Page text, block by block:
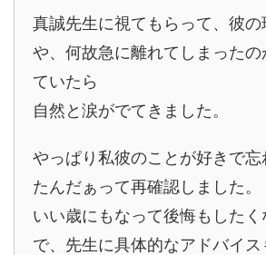
真誠先生に視てもらって、彼の
や、何故急に離れてしまった
ていたら
自然と涙がでてきました。
やっぱり私彼のことが好きで忘
たんだぁって再確認しました。
いい歳にもなって後悔もした
で、先生に具体的なアドバイ